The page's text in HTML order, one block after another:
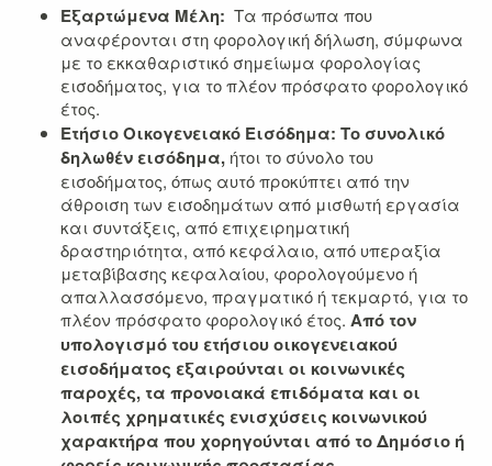
Εξαρτώμενα Μέλη: Τα πρόσωπα που
αναφέρονται στη φορολογική δήλωση, σύμφωνα
με το εκκαθαριστικό σημείωμα φορολογίας
εισοδήματος, για το πλέον πρόσφατο φορολογικό
έτος.
Ετήσιο Οικογενειακό Εισόδημα: Το συνολικό
δηλωθέν εισόδημα, ήτοι το σύνολο του
εισοδήματος, όπως αυτό προκύπτει από την
άθροιση των εισοδημάτων από μισθωτή εργασία
και συντάξεις, από επιχειρηματική
δραστηριότητα, από κεφάλαιο, από υπεραξία
μεταβίβασης κεφαλαίου, φορολογούμενο ή
απαλλασσόμενο, πραγματικό ή τεκμαρτό, για το
πλέον πρόσφατο φορολογικό έτος. Από τον
υπολογισμό του ετήσιου οικογενειακού
εισοδήματος εξαιρούνται οι κοινωνικές
παροχές, τα προνοιακά επιδόματα και οι
λοιπές χρηματικές ενισχύσεις κοινωνικού
χαρακτήρα που χορηγούνται από το Δημόσιο ή